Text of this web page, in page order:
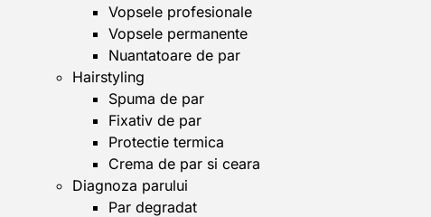
Vopsele profesionale
Vopsele permanente
Nuantatoare de par
Hairstyling
Spuma de par
Fixativ de par
Protectie termica
Crema de par si ceara
Diagnoza parului
Par degradat